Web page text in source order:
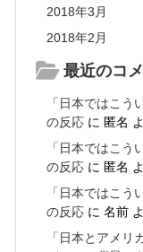
2018年3月
2018年2月
最近のコ
「日本ではこ
の反応 に 匿名
「日本ではこ
の反応 に 匿名
「日本ではこ
の反応 に名前
「日本とアメリ